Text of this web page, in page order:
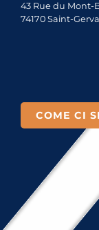
43 Rue du Mont-
74170 Saint-
COME CI